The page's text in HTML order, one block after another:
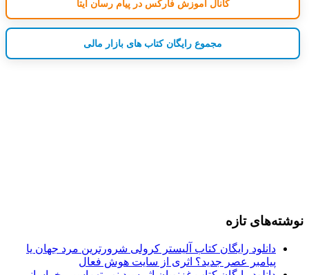
کانال آموزش فارکس در پیام رسان ایتا
مجموع رایگان کتاب های بازار مالی
نوشته‌های تازه
دانلود رایگان کتاب آلیستر کرولی شرورترین مرد جهان یا
پیامبر عصر جدید؟ اثری از سایت هوش فعال